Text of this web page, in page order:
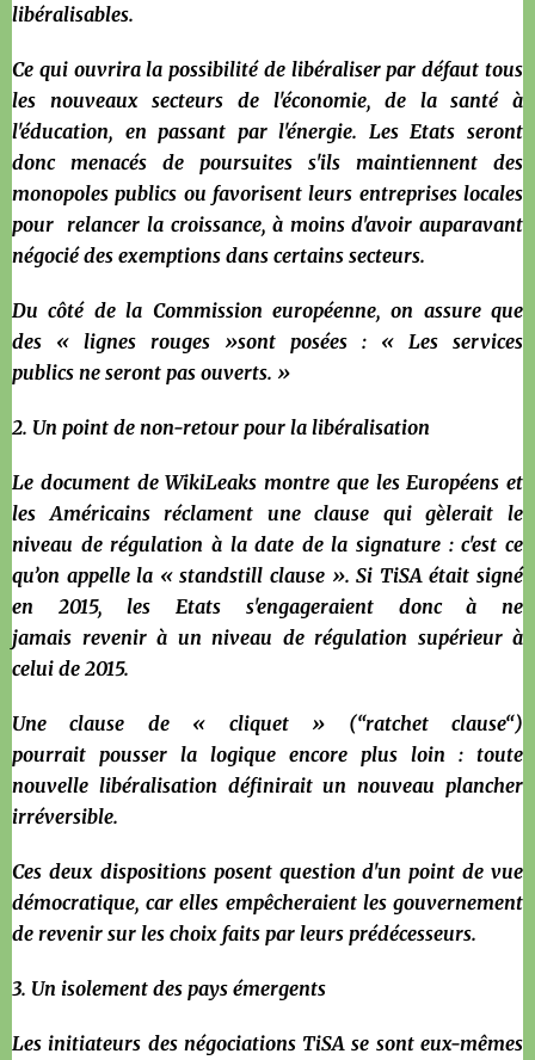
libéralisables.
Ce qui ouvrira la possibilité de libéraliser par défaut tous
les nouveaux secteurs de l'économie, de la santé à
l'éducation, en passant par l'énergie. Les Etats seront
donc menacés de poursuites s'ils maintiennent des
monopoles publics ou favorisent leurs entreprises locales
pour relancer la croissance, à moins d'avoir auparavant
négocié des exemptions dans certains secteurs.
Du côté de la Commission européenne, on assure que
des « lignes rouges »sont posées : « Les services
publics ne seront pas ouverts. »
2. Un point de non-retour pour la libéralisation
Le document de WikiLeaks montre que les Européens et
les Américains réclament une clause qui gèlerait le
niveau de régulation à la date de la signature : c'est ce
qu’on appelle la « standstill clause ». Si TiSA était signé
en 2015, les Etats s'engageraient donc à ne
jamais revenir à un niveau de régulation supérieur à
celui de 2015.
Une clause de « cliquet » (“ratchet clause“)
pourrait pousser la logique encore plus loin : toute
nouvelle libéralisation définirait un nouveau plancher
irréversible.
Ces deux dispositions posent question d'un point de vue
démocratique, car elles empêcheraient les gouvernement
de revenir sur les choix faits par leurs prédécesseurs.
3. Un isolement des pays émergents
Les initiateurs des négociations TiSA se sont eux-mêmes